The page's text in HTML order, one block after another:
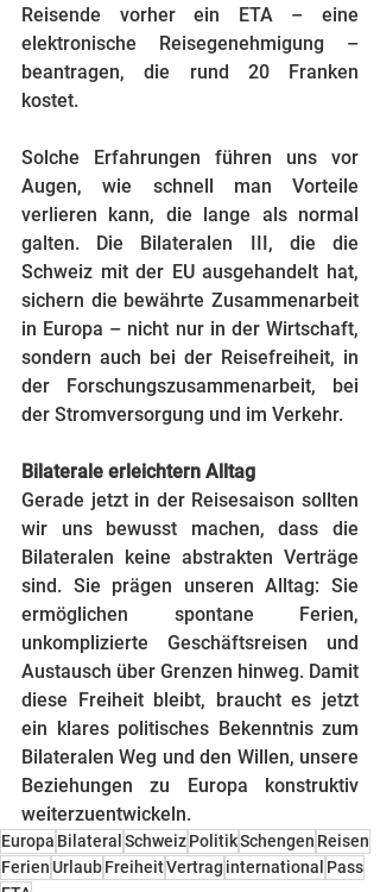
Reisende vorher ein ETA – eine
elektronische Reisegenehmigung –
beantragen, die rund 20 Franken
kostet.
Solche Erfahrungen führen uns vor
Augen, wie schnell man Vorteile
verlieren kann, die lange als normal
galten. Die Bilateralen III, die die
Schweiz mit der EU ausgehandelt hat,
sichern die bewährte Zusammenarbeit
in Europa – nicht nur in der Wirtschaft,
sondern auch bei der Reisefreiheit, in
der Forschungszusammenarbeit, bei
der Stromversorgung und im Verkehr.
Bilaterale erleichtern Alltag
Gerade jetzt in der Reisesaison sollten
wir uns bewusst machen, dass die
Bilateralen keine abstrakten Verträge
sind. Sie prägen unseren Alltag: Sie
ermöglichen spontane Ferien,
unkomplizierte Geschäftsreisen und
Austausch über Grenzen hinweg. Damit
diese Freiheit bleibt, braucht es jetzt
ein klares politisches Bekenntnis zum
Bilateralen Weg und den Willen, unsere
Beziehungen zu Europa konstruktiv
weiterzuentwickeln.
Europa Bilateral SchweizPolitikSchengen Reisen
FerienUrlaubFreiheitVertrag international Pass